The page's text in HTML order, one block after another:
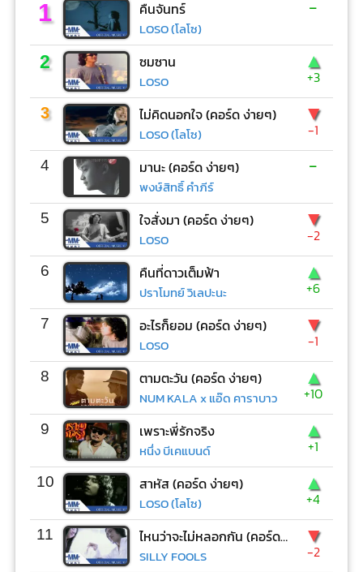
1 คืนจันทร์
LOSO (โลโซ)
-
2 ซมซาน
LOSO
▲
+3
3 ไม่คิดนอกใจ (คอร์ด ง่ายๆ)
LOSO (โลโซ)
▼
-1
4 มานะ (คอร์ด ง่ายๆ)
พงษ์สิทธิ์ คำภีร์
-
5 ใจสั่งมา (คอร์ด ง่ายๆ)
LOSO
▼
-2
6 คืนที่ดาวเต็มฟ้า
ปราโมทย์ วิเลปะนะ
▲
+6
7 อะไรก็ยอม (คอร์ด ง่ายๆ)
LOSO
▼
-1
8 ตามตะวัน (คอร์ด ง่ายๆ)
NUM KALA x แอ๊ด คาราบาว
▲
+10
9 เพราะพี่รักจริง
หนึ่ง บีเคแบนด์
▲
+1
10 สาหัส (คอร์ด ง่ายๆ)
LOSO (โลโซ)
▲
+4
11 ไหนว่าจะไม่หลอกกัน (คอร์ด ง่ายๆ)
SILLY FOOLS
▼
-2